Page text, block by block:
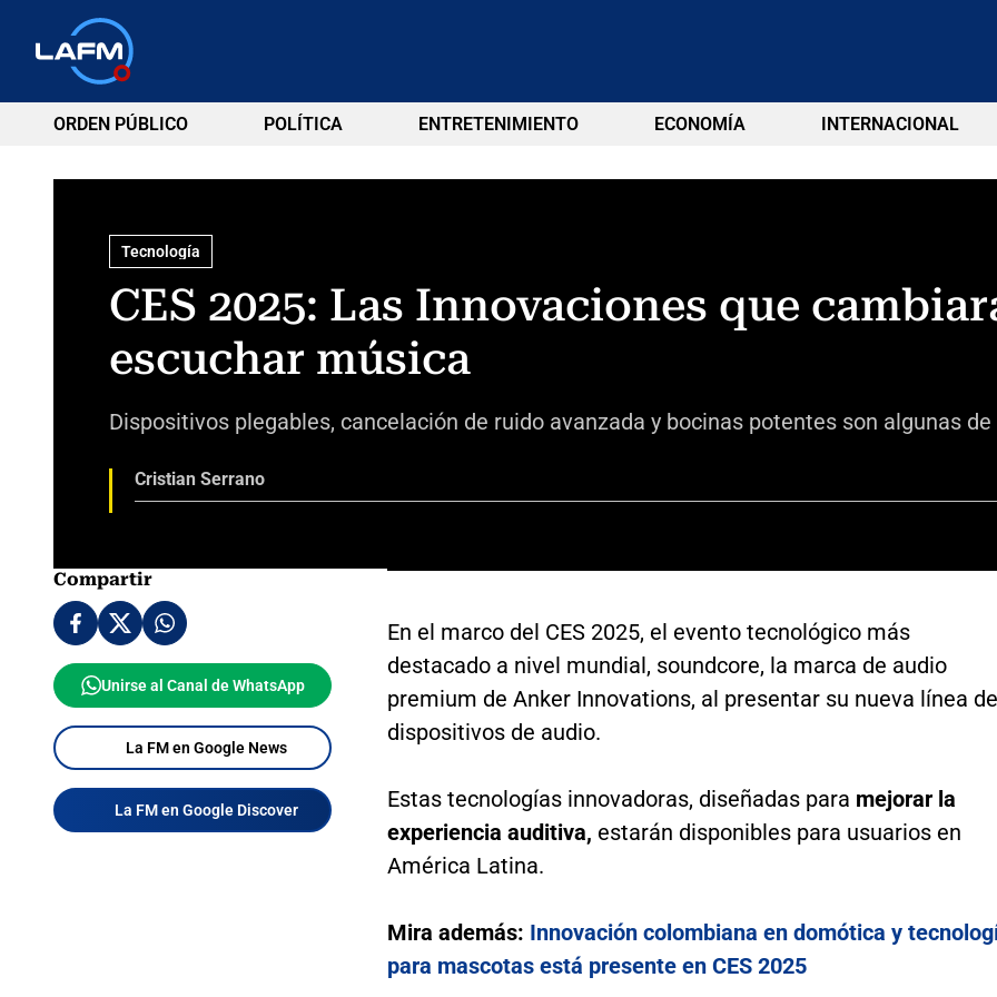
ORDEN PÚBLICO POLÍTICA ENTRETENIMIENTO ECONOMÍA INTERNACIONAL
Tecnología
CES 2025: Las Innovaciones que
escuchar música
Dispositivos plegables, cancelación de ruido avanzada y bocinas potentes son algunas
Cristian Serrano
Compartir
Unirse al Canal de WhatsApp
La FM en Google News
La FM en Google Discover
En el marco del CES 2025, el evento tecnológico más
destacado a nivel mundial, soundcore, la marca de audio
premium de Anker Innovations, al presentar su nueva línea de
dispositivos de audio.
Estas tecnologías innovadoras, diseñadas para mejorar la
experiencia auditiva, estarán disponibles para usuarios en
América Latina.
Mira además: Innovación colombiana en domótica y
para mascotas está presente en CES 2025